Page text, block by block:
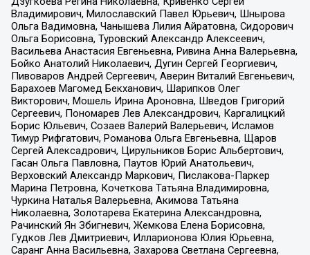
Владимирович, Милославский Павел Юрьевич, Шнырова
Ольга Вадимовна, Чанышева Лилия Айратовна, Сидорович
Ольга Борисовна, Туровский Александр Алексеевич,
Васильева Анастасия Евгеньевна, Ривина Анна Валерьевна,
Бойко Анатолий Николаевич, Дугин Сергей Георгиевич,
Пивоваров Андрей Сергеевич, Аверин Виталий Евгеньевич,
Барахоев Магомед Бекханович, Шарипков Олег
Викторович, Мошель Ирина Ароновна, Шведов Григорий
Сергеевич, Пономарев Лев Александрович, Каргалицкий
Борис Юльевич, Созаев Валерий Валерьевич, Исламов
Тимур Рифгатович, Романова Ольга Евгеньевна, Щаров
Сергей Алексадрович, Цирульников Борис Альбертович,
Гасан Ольга Павловна, Паутов Юрий Анатольевич,
Верховский Александр Маркович, Пислакова-Паркер
Марина Петровна, Кочеткова Татьяна Владимировна,
Чуркина Наталья Валерьевна, Акимова Татьяна
Николаевна, Золотарева Екатерина Александровна,
Рачинский Ян Збигневич, Жемкова Елена Борисовна,
Гудков Лев Дмитриевич, Илларионова Юлия Юрьевна,
Саранг Анна Васильевна, Захарова Светлана Сергеевна,